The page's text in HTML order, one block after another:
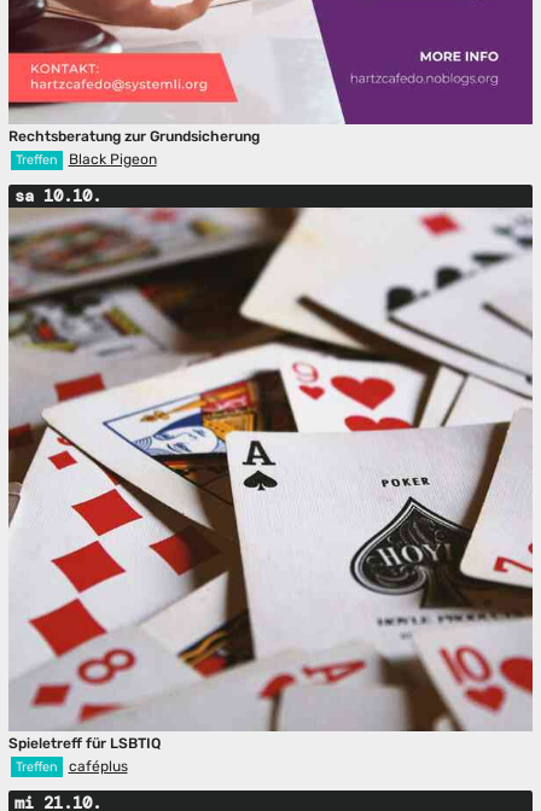
Rechtsberatung zur Grundsicherung
Treffen Black Pigeon
sa 10.10.
Spieletreff für LSBTIQ
Treffen caféplus
mi 21.10.